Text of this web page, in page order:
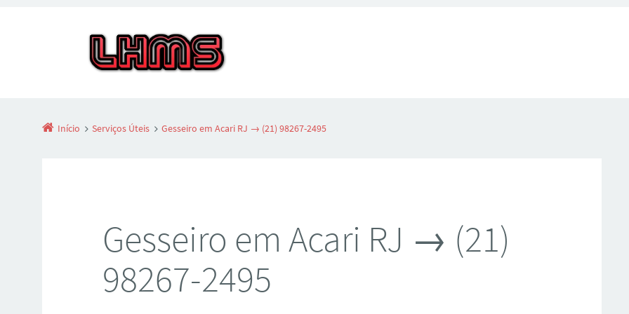
Início Serviços Úteis Gesseiro em Acari RJ → (21) 98267-2495
Gesseiro em Acari RJ → (21)
98267-2495